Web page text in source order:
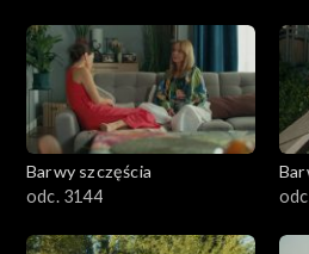
Barwy szczęścia
odc. 3144